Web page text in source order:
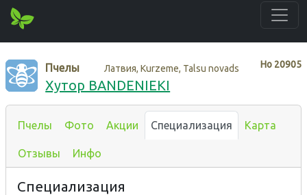
Нo 20905
Пчелы Латвия, Kurzeme, Talsu novads
Хутор BANDENIEKI
Пчелы Фото Акции Специализация Карта
Отзывы Инфо
Специализация